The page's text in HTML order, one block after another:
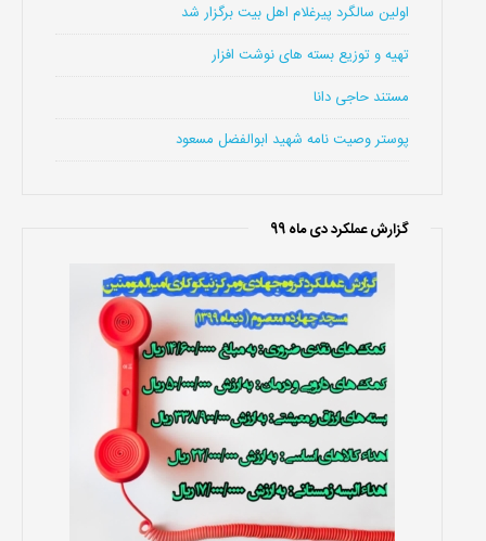
اولین سالگرد پیرغلام اهل بیت برگزار شد
تهیه و توزیع بسته های نوشت افزار
مستند حاجی دانا
پوستر وصیت نامه شهید ابوالفضل مسعود
گزارش عملکرد دی ماه 99